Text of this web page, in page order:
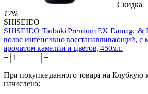
Скидка
17%
SHISEIDO
SHISEIDO Tsubaki Premium EX Damage
волос интенсивно восстанавливающий, с
ароматом камелии и цветов, 450мл.
+
−
При покупке данного товара на Клубную
начислено: